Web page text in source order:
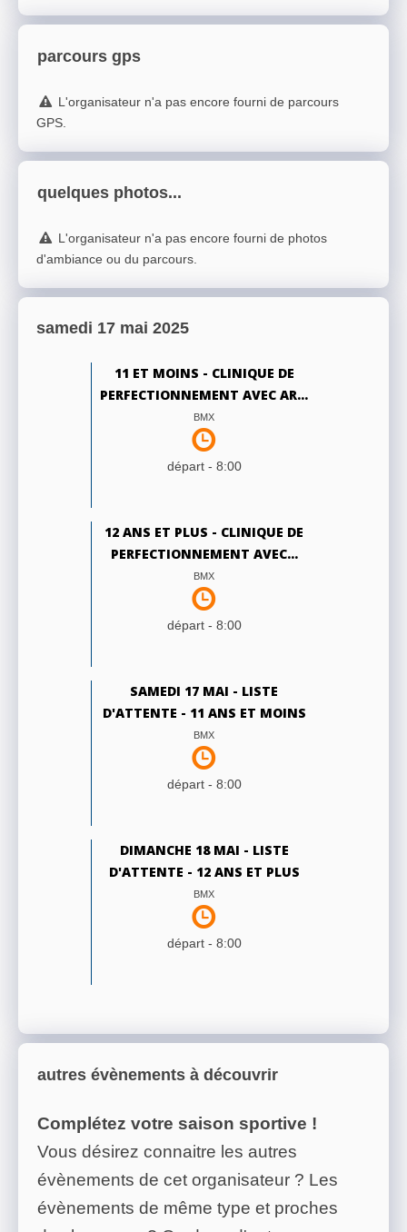
parcours gps
L'organisateur n'a pas encore fourni de parcours
GPS.
quelques photos...
L'organisateur n'a pas encore fourni de photos
d'ambiance ou du parcours.
samedi 17 mai 2025
11 ET MOINS - CLINIQUE DE
PERFECTIONNEMENT AVEC AR...
BMX
départ - 8:00
12 ANS ET PLUS - CLINIQUE DE
PERFECTIONNEMENT AVEC...
BMX
départ - 8:00
SAMEDI 17 MAI - LISTE
D'ATTENTE - 11 ANS ET MOINS
BMX
départ - 8:00
DIMANCHE 18 MAI - LISTE
D'ATTENTE - 12 ANS ET PLUS
BMX
départ - 8:00
autres évènements à découvrir
Complétez votre saison sportive !
Vous désirez connaitre les autres
évènements de cet organisateur ? Les
évènements de même type et proches